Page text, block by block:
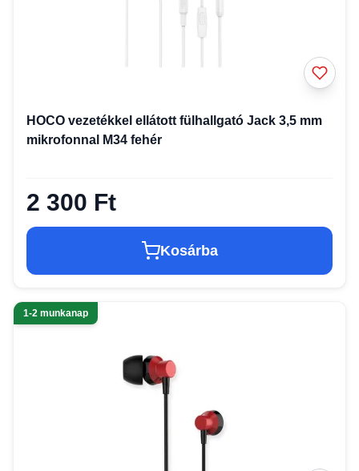
HOCO vezetékkel ellátott fülhallgató Jack 3,5 mm
mikrofonnal M34 fehér
2 300 Ft
Kosárba
1-2 munkanap